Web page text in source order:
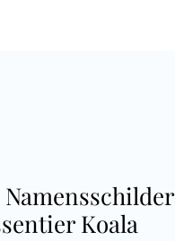
Namensschilder
Koala